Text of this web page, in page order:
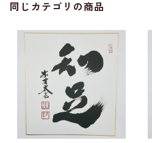
同じカテゴリの商品